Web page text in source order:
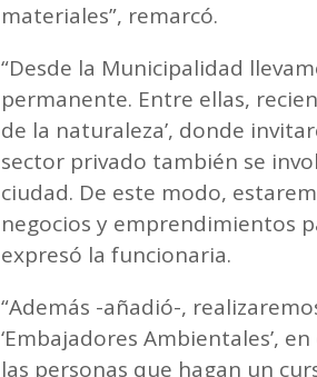
materiales”, remarcó.
“Desde la Municipalidad
permanente. Entre ellas,
de la naturaleza’, donde
sector privado también se
ciudad. De este modo,
negocios y emprendimientos
expresó la funcionaria.
“Además -añadió-,
‘Embajadores Ambientales’,
las personas que hagan un